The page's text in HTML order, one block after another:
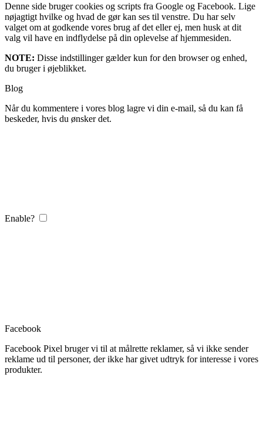
Denne side bruger cookies og scripts fra Google og Facebook. Lige
nøjagtigt hvilke og hvad de gør kan ses til venstre. Du har selv
valget om at godkende vores brug af det eller ej, men husk at dit
valg vil have en indflydelse på din oplevelse af hjemmesiden.
NOTE: Disse indstillinger gælder kun for den browser og enhed,
du bruger i øjeblikket.
Blog
Når du kommentere i vores blog lagre vi din e-mail, så du kan få
beskeder, hvis du ønsker det.
Enable?
Facebook
Facebook Pixel bruger vi til at målrette reklamer, så vi ikke sender
reklame ud til personer, der ikke har givet udtryk for interesse i vores
produkter.